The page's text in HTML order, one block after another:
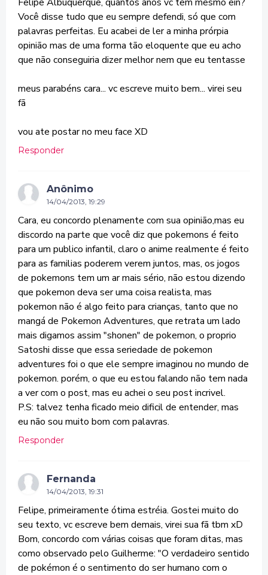
Você disse tudo que eu sempre defendi, só que com
palavras perfeitas. Eu acabei de ler a minha prórpia
opinião mas de uma forma tão eloquente que eu acho
que não conseguiria dizer melhor nem que eu tentasse
meus parabéns cara... vc escreve muito bem... virei seu
fã
vou ate postar no meu face XD
Responder
Anônimo
14/04/2013, 19:29
Cara, eu concordo plenamente com sua opinião,mas eu
discordo na parte que você diz que pokemons é feito
para um publico infantil, claro o anime realmente é feito
para as familias poderem verem juntos, mas, os jogos
de pokemons tem um ar mais sério, não estou dizendo
que pokemon deva ser uma coisa realista, mas
pokemon não é algo feito para crianças, tanto que no
mangá de Pokemon Adventures, que retrata um lado
mais digamos assim "shonen" de pokemon, o proprio
Satoshi disse que essa seriedade de pokemon
adventures foi o que ele sempre imaginou no mundo de
pokemon. porém, o que eu estou falando não tem nada
a ver com o post, mas eu achei o seu post incrivel.
P.S: talvez tenha ficado meio dificil de entender, mas
eu não sou muito bom com palavras.
Responder
Fernanda
14/04/2013, 19:31
Felipe, primeiramente ótima estréia. Gostei muito do
seu texto, vc escreve bem demais, virei sua fã tbm xD
Bom, concordo com várias coisas que foram ditas, mas
como observado pelo Guilherme: "O verdadeiro sentido
de pokémon é o sentimento do ser humano com o